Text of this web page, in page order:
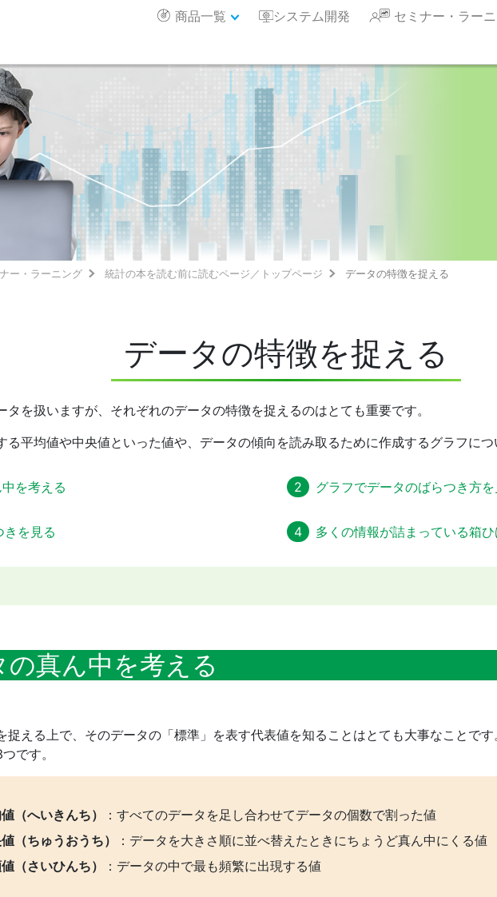
セミナー・ラー
システム開発
商品一覧
ー・ラーニング 統計の本を読む前に読むページ／トップページ データの特徴を捉える
データの特徴を捉える
を扱いますが、それぞれのデータの特徴を捉えるのはとても重要です。
る平均値や中央値といった値や、データの傾向を読み取るために作成するグラフにつ
を考える グラフでデータのばらつき方を
きを見る 多くの情報が詰まっている箱
の真ん中を考える
捉える上で、そのデータの「標準」を表す代表値を知ることはとても大事なことで
です。
（へいきんち）
：すべてのデータを足し合わせてデータの個数で割った値
（ちゅうおうち）
：データを大きさ順に並べ替えたときにちょうど真ん中にくる値
（さいひんち）
：データの中で最も頻繁に出現する値